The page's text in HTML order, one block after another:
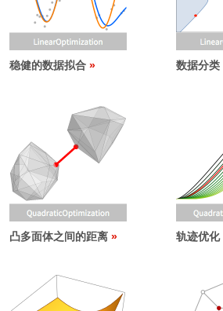
稳健的数据拟合 数据分类
凸多面体之间的距离 轨迹优化